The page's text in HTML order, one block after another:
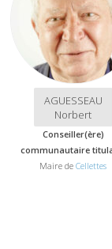
AGUESSEAU
Norbert
Conseiller(ère)
communautaire
Maire deCellettes